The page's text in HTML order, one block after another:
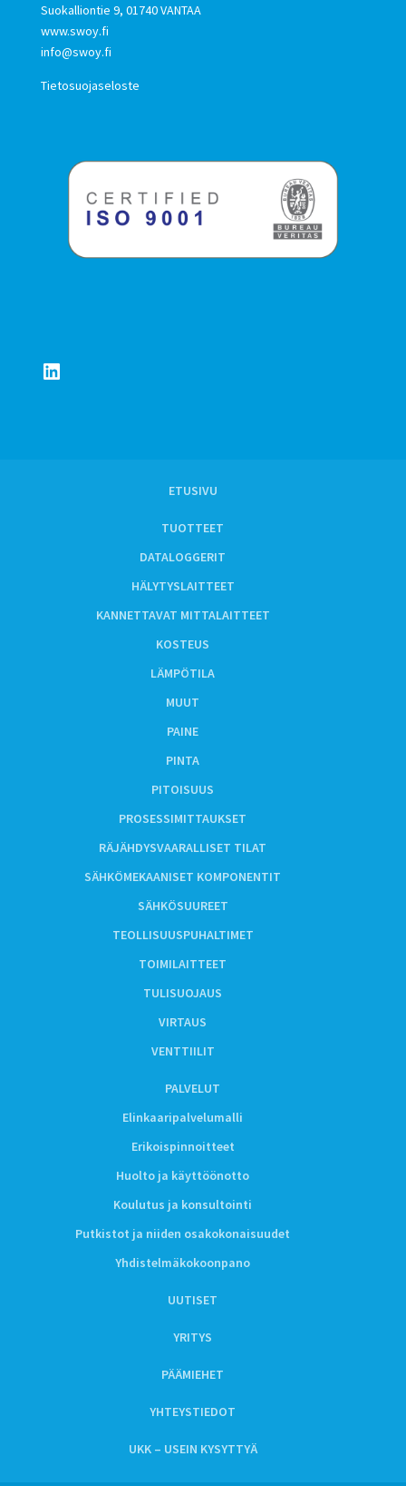
Suokalliontie 9, 01740 VANTAA
www.swoy.fi
info@swoy.fi
Tietosuojaseloste
LinkedIn
ETUSIVU
TUOTTEET
DATALOGGERIT
HÄLYTYSLAITTEET
KANNETTAVAT MITTALAITTEET
KOSTEUS
LÄMPÖTILA
MUUT
PAINE
PINTA
PITOISUUS
PROSESSIMITTAUKSET
RÄJÄHDYSVAARALLISET TILAT
SÄHKÖMEKAANISET KOMPONENTIT
SÄHKÖSUUREET
TEOLLISUUSPUHALTIMET
TOIMILAITTEET
TULISUOJAUS
VIRTAUS
VENTTIILIT
PALVELUT
Elinkaaripalvelumalli
Erikoispinnoitteet
Huolto ja käyttöönotto
Koulutus ja konsultointi
Putkistot ja niiden osakokonaisuudet
Yhdistelmäkokoonpano
UUTISET
YRITYS
PÄÄMIEHET
YHTEYSTIEDOT
UKK – USEIN KYSYTTYÄ